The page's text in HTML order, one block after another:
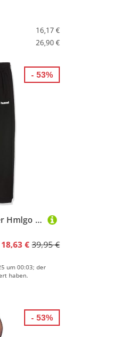
16,17 €
26,90 €
hummel Unisex Kinder Hmlgo bomulds net Hose, Schwarz, 116 EU
18,63 € 39,95 €
um 00:03; der
haben.
- 53%
- 53%